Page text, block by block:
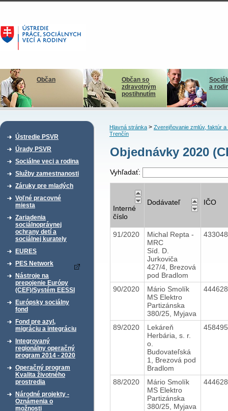
Občan
Občan so
zdravotným
postihnutím
a
Ústredie PSVR
Úrady PSVR
Sociálne veci a rodina
Služby zamestnanosti
Záruky pre mladých
Voľné pracovné
miesta
Zariadenia
sociálnoprávnej
ochrany detí a
sociálnej kurately
EURES
PES Network
Nástroje na
prepojenie Európy
(CEF)/Systém EESSI
Európsky sociálny
fond
Fond pre azyl,
migráciu a integráciu
Integrovaný
regionálny operačný
program 2014 - 2020
Operačný program
Kvalita životného
prostredia
Národné projekty -
Oznámenia o
možnosti
Hlavná stránka> Zverejňovanie zmlúv, faktúr a
Trenčín
Objednávky 2020
Vyhľadať:
Interné
číslo
Dodávateľ IČO
91/2020
Michal Repta -
MRC
Síd. D.
Jurkoviča
427/4, Brezová
pod Bradlom
90/2020
Mário Smolík
MS Elektro
Partizánska
380/25, Myjava
89/2020
Lekáreň
Herbária, s. r.
o.
Budovateľská
1, Brezová pod
Bradlom
88/2020
Mário Smolík
MS Elektro
Partizánska
380/25, Myjava